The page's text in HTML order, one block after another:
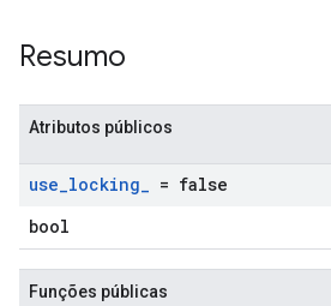
Resumo
Atributos públicos
use_locking_ = false
bool
Funções públicas